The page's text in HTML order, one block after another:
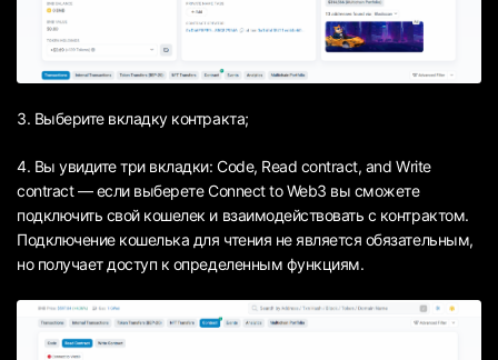
3. Выберите вкладку контракта;
4. Вы увидите три вкладки: Code, Read contract, and Write
contract — если выберете Connect to Web3 вы сможете
подключить свой кошелек и взаимодействовать с контрактом.
Подключение кошелька для чтения не является обязательным,
но получает доступ к определенным функциям.